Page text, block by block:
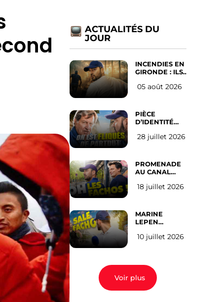
ACTUALITÉS DU
JOUR
INCENDIES EN
GIRONDE : ILS
D’ABANDONNER
05 août 2026
PIÈCE
D’IDENTITÉ
SUR LES
l’avis des
Français
28 juillet 2026
PROMENADE
AU CANAL
(les gauchistes
18 juillet 2026
MARINE
LEPEN
EN 2027 : l’avis
10 juillet 2026
Voir plus